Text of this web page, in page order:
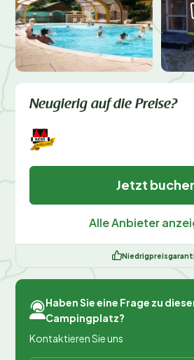
Neugierig auf die Preise?
Jetzt
Alle Anbieter
Haben Sie eine Frage zu
Campingplatz?
Kontaktieren Sie uns